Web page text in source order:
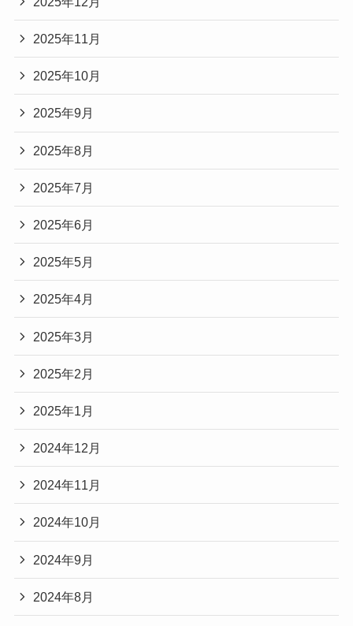
2025年11月
2025年10月
2025年9月
2025年8月
2025年7月
2025年6月
2025年5月
2025年4月
2025年3月
2025年2月
2025年1月
2024年12月
2024年11月
2024年10月
2024年9月
2024年8月